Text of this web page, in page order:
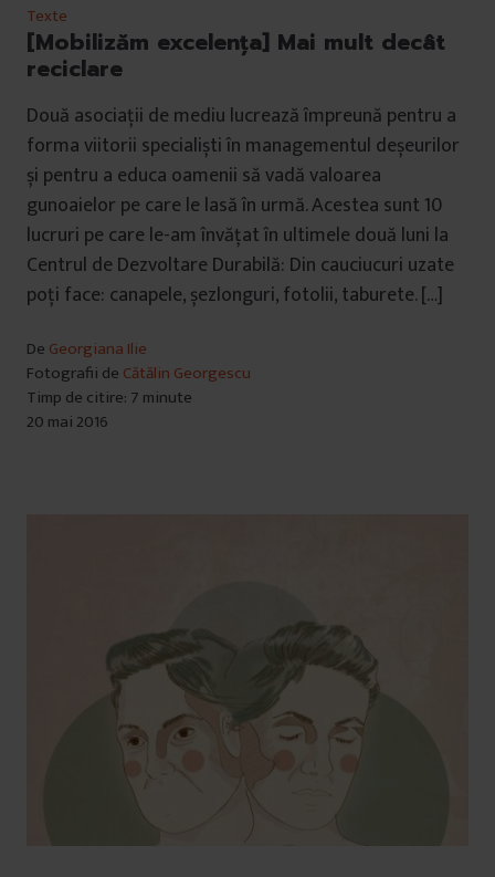
Texte
[Mobilizăm excelența] Mai mult decât
reciclare
Două asociații de mediu lucrează împreună pentru a
forma viitorii specialiști în managementul deșeurilor
și pentru a educa oamenii să vadă valoarea
gunoaielor pe care le lasă în urmă. Acestea sunt 10
lucruri pe care le-am învățat în ultimele două luni la
Centrul de Dezvoltare Durabilă: Din cauciucuri uzate
poți face: canapele, șezlonguri, fotolii, taburete. […]
De Georgiana Ilie
Fotografii de Cătălin Georgescu
Timp de citire: 7 minute
20 mai 2016